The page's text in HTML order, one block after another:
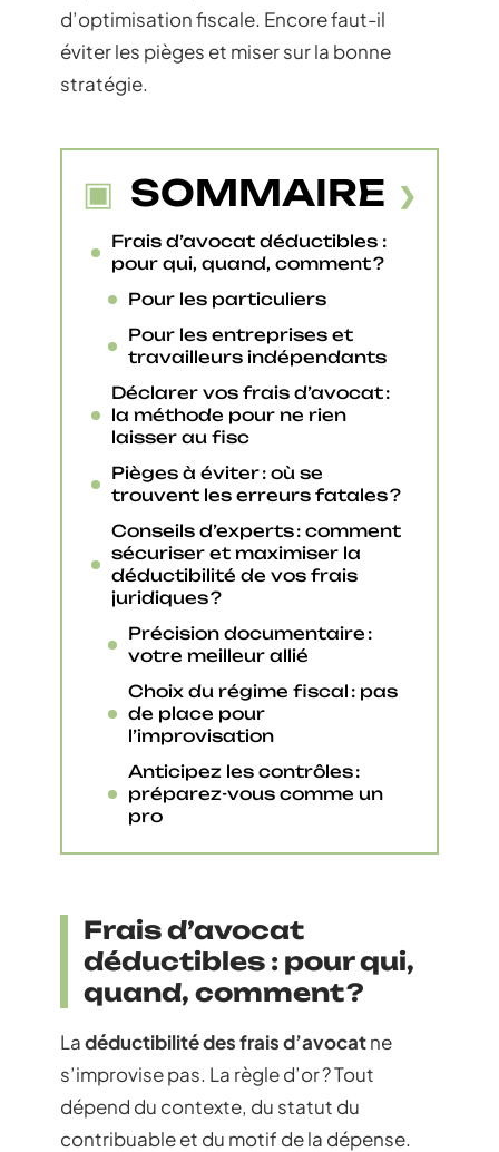
d’optimisation fiscale. Encore faut-il
éviter les pièges et miser sur la bonne
stratégie.
SOMMAIRE
Frais d’avocat déductibles :
pour qui, quand, comment ?
Pour les particuliers
Pour les entreprises et
travailleurs indépendants
Déclarer vos frais d’avocat :
la méthode pour ne rien
laisser au fisc
Pièges à éviter : où se
trouvent les erreurs fatales ?
Conseils d’experts : comment
sécuriser et maximiser la
déductibilité de vos frais
juridiques ?
Précision documentaire :
votre meilleur allié
Choix du régime fiscal : pas
de place pour
l’improvisation
Anticipez les contrôles :
préparez-vous comme un
pro
Frais d’avocat
déductibles : pour qui,
quand, comment ?
Ladéductibilité des frais d’avocatne
s’improvise pas. La règle d’or ? Tout
dépend du contexte, du statut du
contribuable et du motif de la dépense.